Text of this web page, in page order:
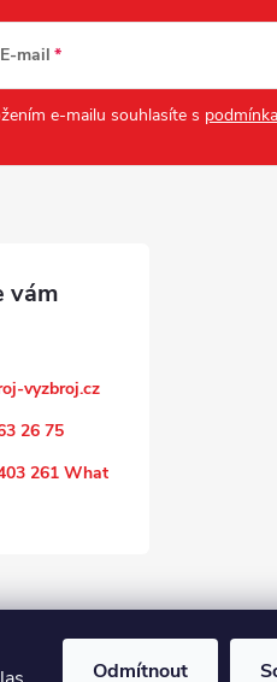
Odmítnout
E-mail
e-mailu souhlasíte s
vyzbroj.cz
26 75
261 What